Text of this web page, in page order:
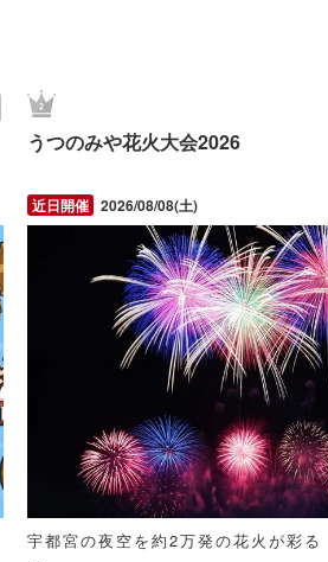
うつのみや花火大会2026
2026/08/08(土)
宇都宮の夜空を約2万発の花火が彩る